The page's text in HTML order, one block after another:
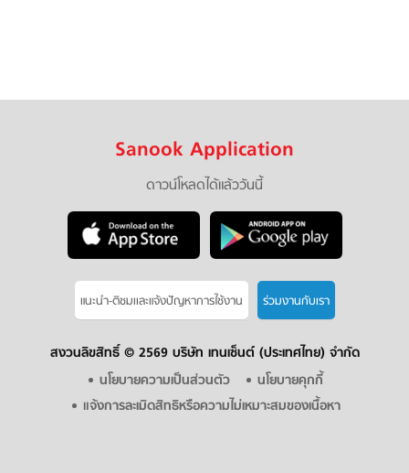
Sanook Application
ดาวน์โหลดได้แล้ววันนี้
แนะนำ-ติชมเเละแจ้งปัญหาการใช้งาน ร่วมงานกับเรา
สงวนลิขสิทธิ์ © 2569 บริษัท เทนเซ็นต์ (ประเทศไทย) จำกัด
นโยบายความเป็นส่วนตัว
นโยบายคุกกี้
แจ้งการละเมิดสิทธิหรือความไม่เหมาะสมของเนื้อหา